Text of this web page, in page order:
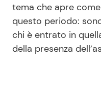
tema che apre
questo periodo:
chi è entrato in
della presenza